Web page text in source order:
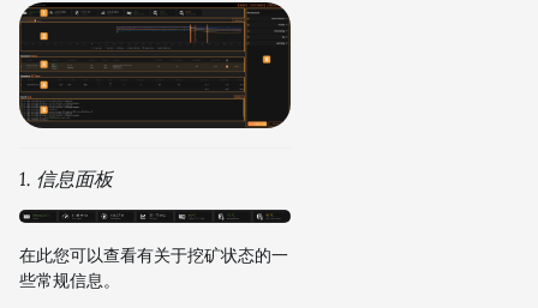
1. 信息面板
在此您可以查看有关于挖矿状态的一
些常规信息。